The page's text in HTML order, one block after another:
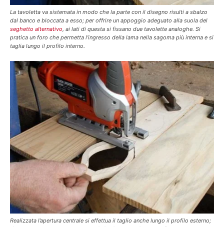
La tavoletta va sistemata in modo che la parte con il disegno risulti a sbalzo
dal banco e bloccata a esso; per offrire un appoggio adeguato alla suola del
seghetto alternativo , ai lati di questa si fissano due tavolette analoghe. Si
pratica un foro che permetta l’ingresso della lama nella sagoma più interna e si
taglia lungo il profilo interno.
Realizzata l’apertura centrale si effettua il taglio anche lungo il profilo esterno;